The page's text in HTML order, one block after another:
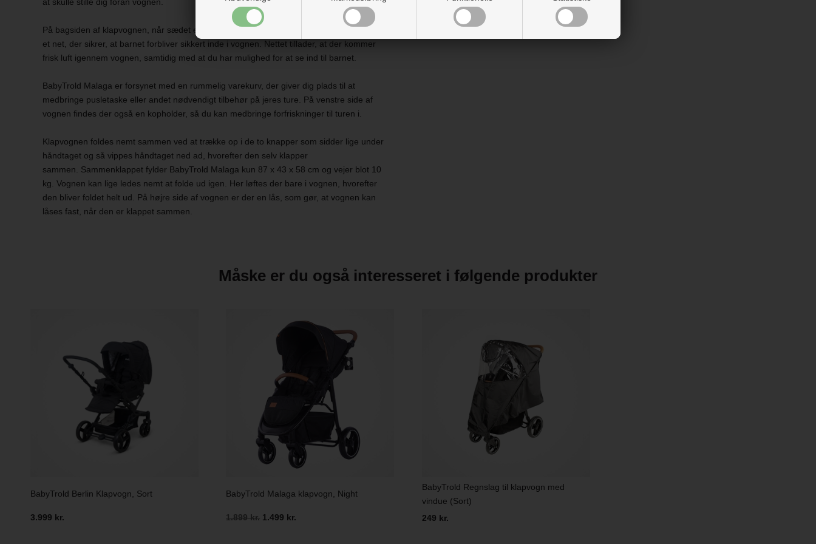
at skulle stille dig foran vognen.
På bagsiden af klapvognen, når sædet er lagt ned, er der en åbning, som er udstyret med
et net, der sikrer, at barnet forbliver sikkert inde i vognen. Nettet tillader, at der kommer
frisk luft igennem vognen, samtidig med at du har mulighed for at se ind til barnet.
BabyTrold Malaga er forsynet med en rummelig varekurv, der giver dig plads til at
medbringe pusletaske eller andet nødvendigt tilbehør på jeres ture. På venstre side af
vognen findes der også en kopholder, så du kan medbringe forfriskninger til turen i.
Klapvognen foldes nemt sammen ved at trække op i de to knapper som sidder lige under
håndtaget og så vippes håndtaget ned ad, hvorefter den selv klapper
sammen. Sammenklappet fylder BabyTrold Malaga kun 87 x 43 x 58 cm og vejer blot 10
kg. Vognen kan lige ledes nemt at folde ud igen. Her løftes der bare i vognen, hvorefter
den bliver foldet helt ud. På højre side af vognen er der en lås, som gør, at vognen kan
låses fast, når den er klappet sammen.
Måske er du også interesseret i følgende produkter
BabyTrold Berlin Klapvogn, Sort
3.999 kr.
BabyTrold Malaga klapvogn, Night
1.899 kr. 1.499 kr.
BabyTrold Regnslag til klapvogn med
vindue (Sort)
249 kr.